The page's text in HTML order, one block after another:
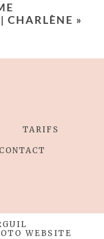
CHARLÈNE »
TARIFS
CONTACT
WEBSITE